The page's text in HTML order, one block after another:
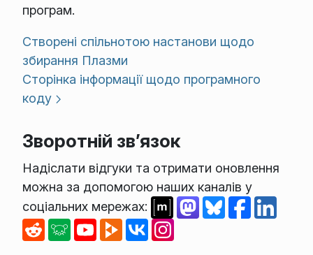
програм.
Створені спільнотою настанови щодо
збирання Плазми
Сторінка інформації щодо програмного
коду
Зворотній зв’язок
Надіслати відгуки та отримати оновлення
можна за допомогою наших каналів у
соціальних мережах: